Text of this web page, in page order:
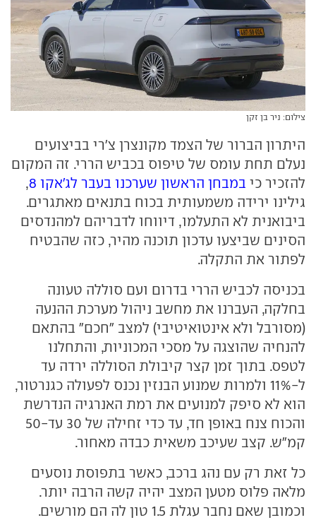
צילום: ניר בן זקן
היתרון הברור של הצמד מקונצרן צ'רי בביצועים
נעלם תחת עומס של טיפוס בכביש הררי. זה המקום
להזכיר כי במבחן הראשון שערכנו בעבר לג'אקו 8
,
גילינו ירידה משמעותית בכוח בתנאים מאתגרים.
ביבואנית לא התעלמו, דיווחו לדבריהם למהנדסים
הסינים שביצעו עדכון תוכנה מהיר, כזה שהבטיח
לפתור את התקלה.
בכניסה לכביש הררי בדרום ועם סוללה טעונה
בחלקה, העברנו את מחשב ניהול מערכת ההנעה
(מסורבל ולא אינטואיטיבי) למצב "חכם" בהתאם
להנחיה שהוצגה על מסכי המכוניות, והתחלנו
לטפס. בתוך זמן קצר קיבולת הסוללה ירדה עד
ל-11% ולמרות שמנוע הבנזין נכנס לפעולה כגנרטור,
הוא לא סיפק למנועים את רמת האנרגיה הנדרשת
והכוח צנח באופן חד, עד כדי זחילה של 30 עד-50
קמ"ש. קצב שעיכב משאית כבדה מאחור.
כל זאת רק עם נהג ברכב, כאשר בתפוסת נוסעים
מלאה פלוס מטען המצב יהיה קשה הרבה יותר.
וכמובן שאם נחבר עגלת 1.5 טון לה הם מורשים.